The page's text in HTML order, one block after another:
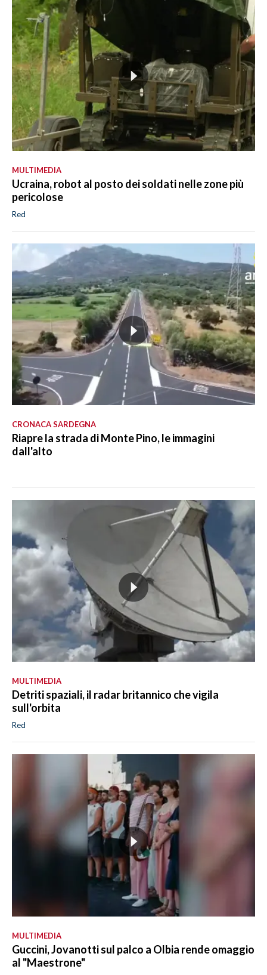
MULTIMEDIA
Ucraina, robot al posto dei soldati nelle zone più
pericolose
Red
CRONACA SARDEGNA
Riapre la strada di Monte Pino, le immagini
dall'alto
MULTIMEDIA
Detriti spaziali, il radar britannico che vigila
sull'orbita
Red
MULTIMEDIA
Guccini, Jovanotti sul palco a Olbia rende omaggio
al "Maestrone"